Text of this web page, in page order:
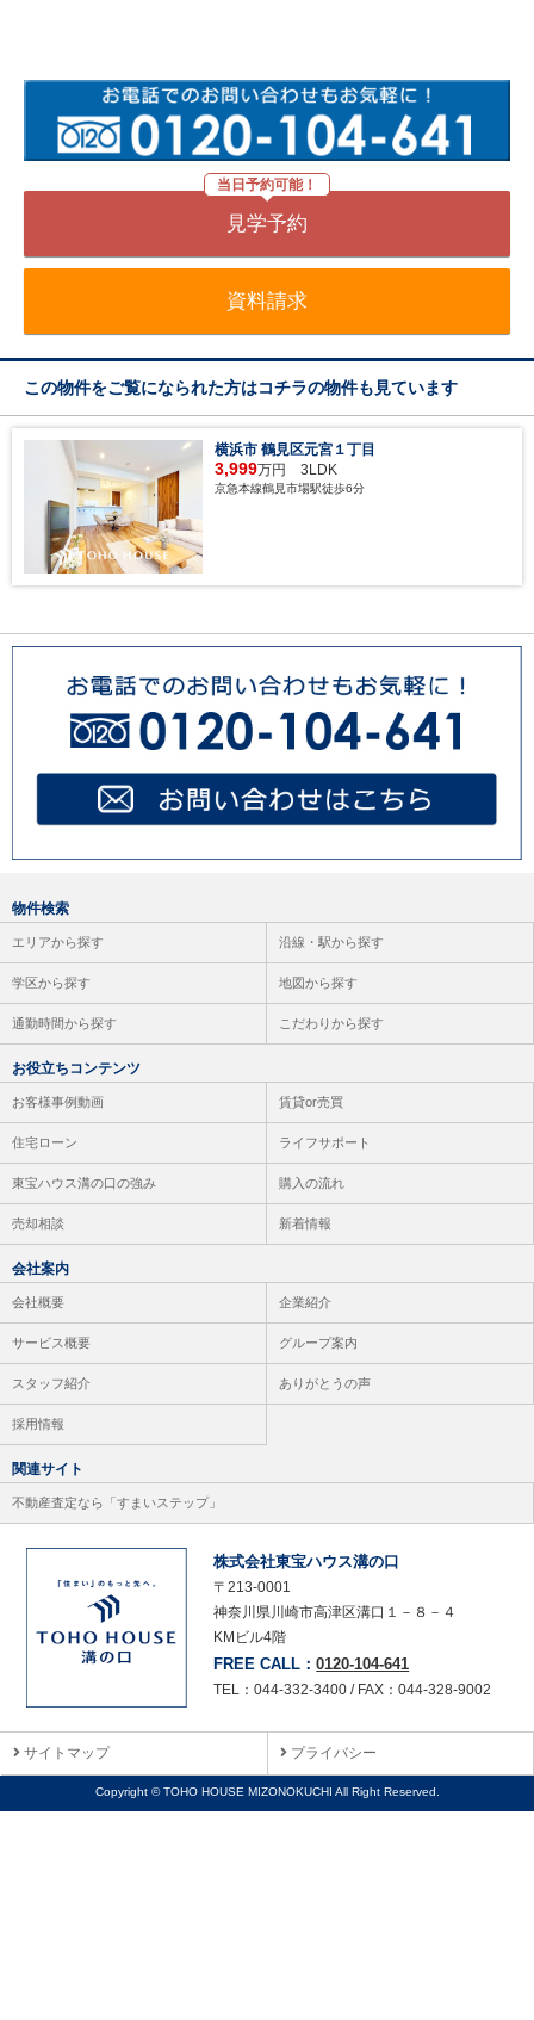
当日予約可能！
見学予約
資料請求
この物件をご覧になられた方はコチラの物件も見ています
横浜市 鶴見区元宮１丁目
3,999万円 3LDK
京急本線鶴見市場駅徒歩6分
物件検索
エリアから探す 沿線・駅から探す
学区から探す 地図から探す
通勤時間から探す こだわりから探す
お役立ちコンテンツ
お客様事例動画 賃貸or売買
住宅ローン ライフサポート
東宝ハウス溝の口の強み 購入の流れ
売却相談 新着情報
会社案内
会社概要 企業紹介
サービス概要 グループ案内
スタッフ紹介 ありがとうの声
採用情報
関連サイト
不動産査定なら「すまいステップ」
株式会社東宝ハウス溝の口
〒213-0001
神奈川県川崎市高津区溝口１－８－４
KMビル4階
FREE CALL：0120-104-641
TEL：044-332-3400 / FAX：044-328-9002
サイトマップ プライバシー
Copyright © TOHO HOUSE MIZONOKUCHI All Right Reserved.